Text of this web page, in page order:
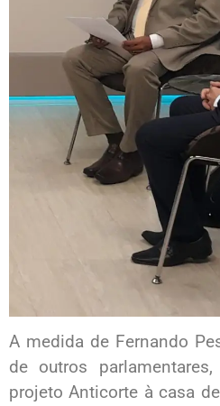
A medida de Fernando
de outros
projeto Anticorte à casa